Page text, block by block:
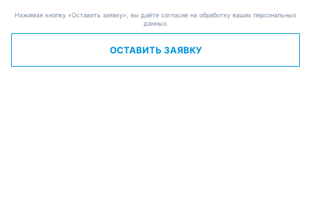
Нажимая кнопку «Оставить заявку», вы даёте согласие на обработку ваших персональных
данных.
ОСТАВИТЬ ЗАЯВКУ